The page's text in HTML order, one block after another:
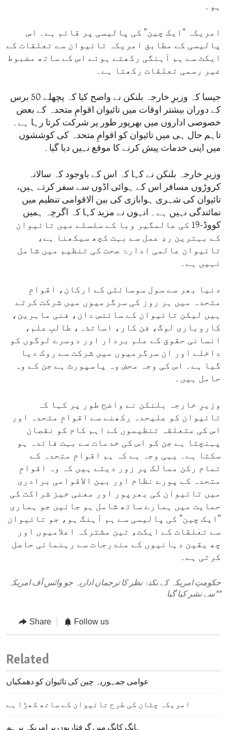
ہو۔
امریکہ "ایک چین" کی پالیسی پر قائم ہے۔ اس
پالیسی کے مطابق امریکہ تائیوان سے تعلقات کے
ایکٹ سے ہم آہنگی رکھتے ہوئے اس کے ساتھ مضبوط
غیر رسمی تعلقات رکھتا ہے۔
جیسا کہ وزیرِ خارجہ بلنکن نے واضح کیا کہ پچھلے 50 برس
کے دوران بیشتر اوقات میں تائیوان اقوامِ متحدہ کے بعض
خصوصی اداروں میں بھرپور طور پر شرکت کرتا رہا ہے۔
تاہم حال ہی میں تائیوان کو اقوامِ متحدہ کی کوششوں
میں اپنی خدمات پیش کرنے کا موقع نہیں دیا گیا۔
وزیرِ خارجہ بلنکن نے کہا کہ اس کے باوجود کہ سالانہ
کروڑوں مسافر اس کے ہوائی اڈوں سے سفر کرتے ہیں،
تائیوان کی شہری ہوابازی کی بین الاقوامی تنظیم میں
نمائندگی نہیں ہے۔ انہوں نے مزید کہا کہ اگرچہ ہمیں
کووڈ-19 کی عالمگیر وبا کے سلسلے میں تائیوان
کے بہترین ردِ عمل سے بہت کچھ سیکھنا ہے،
تائیوان عالمی ادارۂ صحت کی تنظیم میں شامل
نہیں ہے۔
دنیا بھر سے سول سوسائٹی کے ارکان، اقوامِ
متحدہ میں ہر روز کی سرگرمیوں میں شرکت کرتے
ہیں لیکن تائیوان کے سائنس دان، فنی ماہرین،
کاروباری لوگ، فن کار، اساتذہ، طالبِ علم،
انسانی حقوق کے علم بردار اور دوسرے لوگوں کو
داخلے اور ان سرگرمیوں میں شرکت سے روک دیا
گیا ہے۔ اس کی وجہ محض وہ پاسپورٹ ہے جن کے وہ
حامل ہیں۔
وزیرِ خارجہ بلنکن نے واضح طور پر کہا کہ
تائیوان کو علیحدہ رکھنے سے اقوامِ متحدہ اور
اس کی متعلقہ تنظیموں کے اہم کام کو نقصان
پہنچتا ہے جن کو اس کی خدمات سے بہت فائدہ ہو
سکتا ہے۔ یہی وجہ ہے کہ ہم اقوامِ متحدہ کے
تمام رکن ممالک پر زور دیتے ہیں کہ وہ اقوامِ
متحدہ کے پورے نظام اور بین الاقوامی برادری
میں تائیوان کی بھرپور اور معنی خیز شراکت کی
حمایت میں ہمارے ساتھ شامل ہو جائیں جو ہماری
"ایک چین" کی پالیسی سے ہم آہنگ ہو، جو تائیوان
سے تعلقات کے ایکٹ، تین مشترکہ اعلامیوں اور
چھ یقین دہانیوں کے مندرجات سے رہنمائی حاصل
کرتی ہے۔
حکومتِ امریکہ کے نکتۂ نظر کا ترجمان اداریہ جو وائس آف امریکہ
سے نشر کیا گیا**
Share Follow us
Related
عوامی جمہوریہ چین کی تائیوان کو دھمکیاں
امریکہ چٹان کی طرح تائیوان کے ساتھ کھڑا ہے
ہانگ کانگ میں گرفتاریوں پر امریکہ برہم